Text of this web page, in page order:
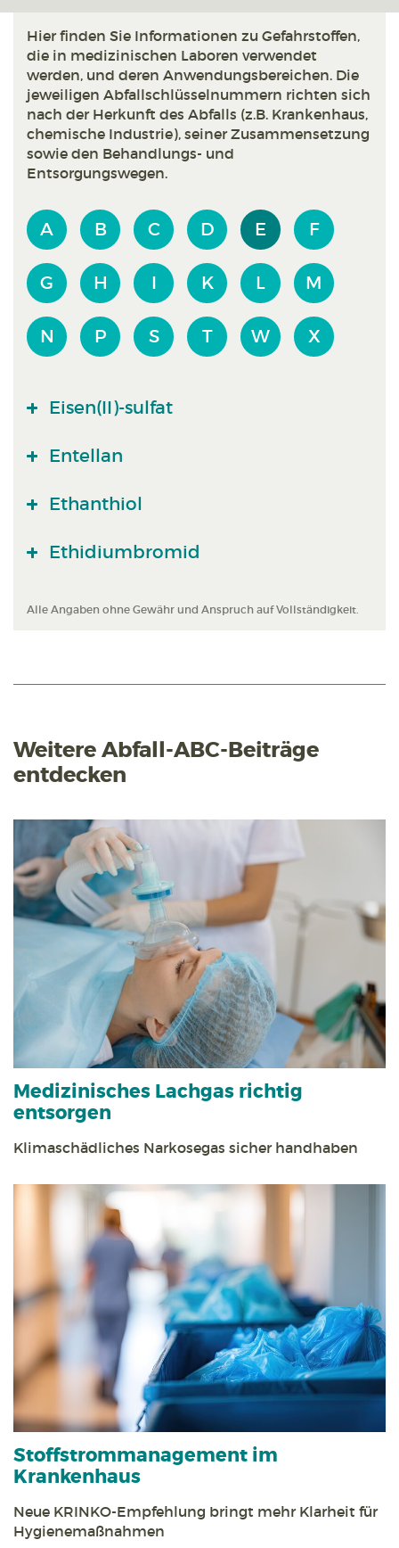
Hier finden Sie Informationen zu Gefahrstoffen,
die in medizinischen Laboren verwendet
werden, und deren Anwendungsbereichen. Die
jeweiligen Abfallschlüsselnummern richten sich
nach der Herkunft des Abfalls (z.B. Krankenhaus,
chemische Industrie), seiner Zusammensetzung
sowie den Behandlungs- und
Entsorgungswegen.
A B C D E F
G H I K L M
N P S T W X
Eisen(II)-sulfat
Entellan
Ethanthiol
Ethidiumbromid
Alle Angaben ohne Gewähr und Anspruch auf Vollständigkeit.
Weitere Abfall-ABC-Beiträge
entdecken
Medizinisches Lachgas richtig
entsorgen
Klimaschädliches Narkosegas sicher handhaben
Stoff­strom­management im
Krankenhaus
Neue KRINKO-Empfehlung bringt mehr Klarheit für
Hygienemaßnahmen